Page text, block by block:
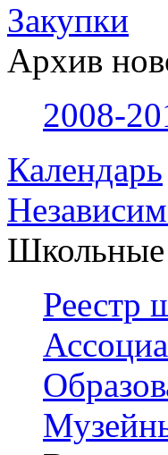
Закупки
Архив
2008-
Календарь
Школьные
Реестр